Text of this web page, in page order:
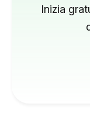
Inizia